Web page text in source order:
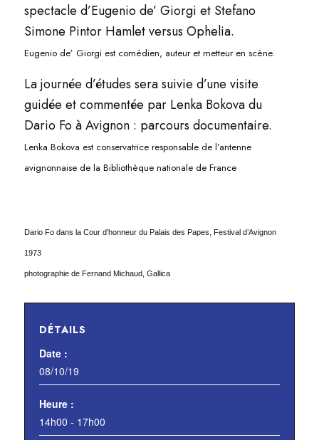
spectacle d’Eugenio de’ Giorgi et Stefano
Simone Pintor Hamlet versus Ophelia.
Eugenio de’ Giorgi est comédien, auteur et metteur en scène.
La journée d’études sera suivie d’une visite
guidée et commentée par Lenka Bokova du
Dario Fo à Avignon : parcours documentaire.
Lenka Bokova est conservatrice responsable de l’antenne
avignonnaise de la Bibliothèque nationale de France
Dario Fo dans la Cour d’honneur du Palais des Papes, Festival d’Avignon
1973
photographie de Fernand Michaud, Gallica
DÉTAILS
Date :
08/10/19
Heure :
14h00 - 17h00